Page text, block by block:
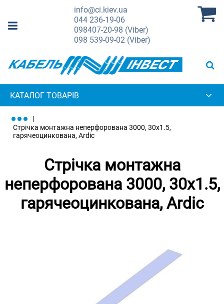
info@ci.kiev.ua
044236-19-06
098407-20-98 (Viber)
098 539-09-02 (Viber)
КАТАЛОГ ТОВАРІВ
Стрічка монтажна неперфорована 3000, 30х1.5,
гарячеоцинкована, Ardic
Стрічка монтажна
неперфорована 3000, 30х1.5,
гарячеоцинкована, Ardic